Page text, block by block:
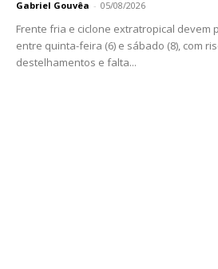
Gabriel Gouvêa - 05/08/2026
Frente fria e ciclone extratropical devem
entre quinta-feira (6) e sábado (8), com
destelhamentos e falta...